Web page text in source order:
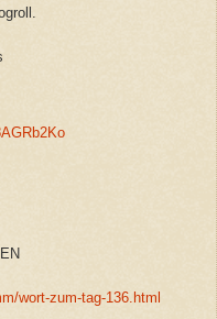
wort-zum-tag-136.html